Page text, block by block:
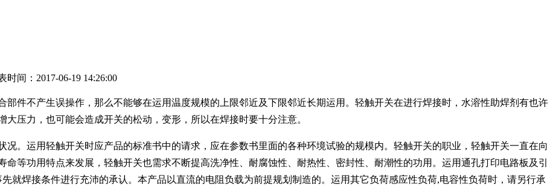
时间：2017-06-19 14:26:00
部件不产生误操作，那么不能够在运用温度规模的上限邻近及下限邻近长期运用。轻触开关在进行焊接时，水溶性助焊剂有也许
压力，也可能会造成开关的松动，变形，所以在焊接时要十分注意。
。运用轻触开关时应产品的标准书中的请求，应在参数书里面的各种环境试验的规模内。轻触开关的职业，轻触开关一直在向
等功用特点来发展，轻触开关也需求不断提高洗净性、耐腐蚀性、耐热性、密封性、耐潮性的功用。运用通孔打印电路板及引
就焊接条件进行充沛的承认。本产品以直流的电阻负载为前提规划制造的。运用其它负荷感应性负荷,电容性负荷时，请另行承